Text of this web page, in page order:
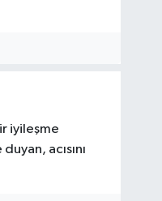
iyileşme
acısını